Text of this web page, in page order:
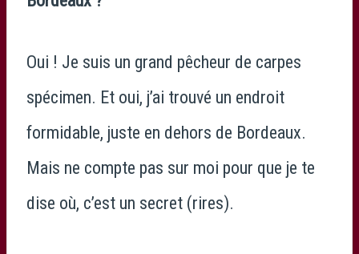
Oui ! Je suis un grand pêcheur de carpes
spécimen. Et oui, j’ai trouvé un endroit
formidable, juste en dehors de Bordeaux.
Mais ne compte pas sur moi pour que je te
dise où, c’est un secret (rires).